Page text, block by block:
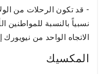
- قد تكون الرحلات من
نسبياً بالنسبة للمواطنين
الاتجاه الواحد من
المكسيك